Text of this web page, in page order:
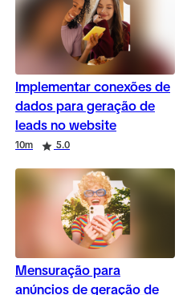
Implementar conexões de
dados para geração de
leads no website
10m 5.0
Mensuração para
anúncios de geração de